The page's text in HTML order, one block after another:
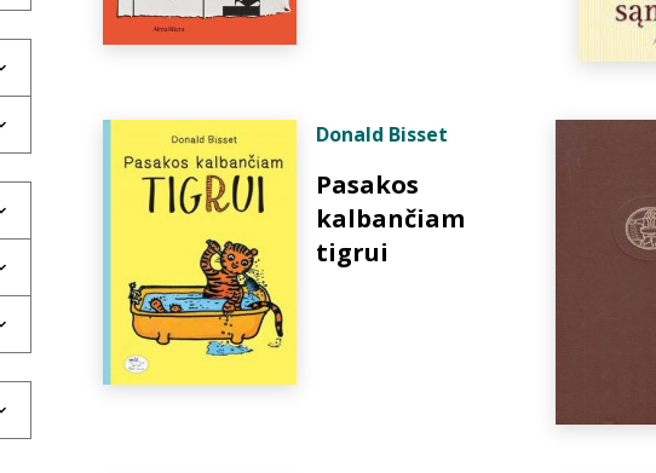
Donald Bisset
Pasakos
kalbančiam
tigrui